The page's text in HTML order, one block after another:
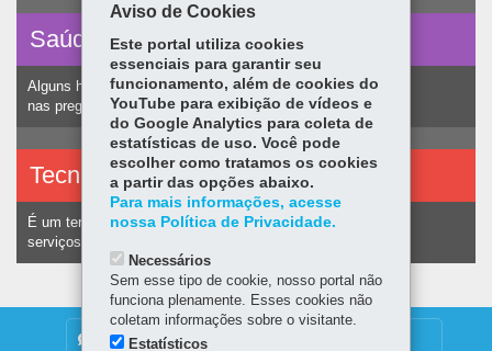
Saúde vocal
Alguns hábitos humanos podem ocasionar nódulos
nas pregas vocais e consequentemente alteração na voz.
Tecnologias assistivas
É um termo utilizado para identificar recursos e
serviços voltados a pessoas com deficiência.
DENUNCIE CORRUPÇÃO
Aviso de Cookies
Este portal utiliza cookies
essenciais para garantir seu
funcionamento, além de cookies do
YouTube para exibição de vídeos e
do Google Analytics para coleta de
estatísticas de uso. Você pode
escolher como tratamos os cookies
a partir das opções abaixo.
Para mais informações, acesse
nossa Política de Privacidade.
Necessários
Sem esse tipo de cookie, nosso portal não
funciona plenamente. Esses cookies não
coletam informações sobre o visitante.
Estatísticos